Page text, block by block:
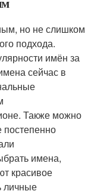
но не слишком
подхода.
имён за
сейчас в
Также можно
постепенно
имена,
красивое
личные